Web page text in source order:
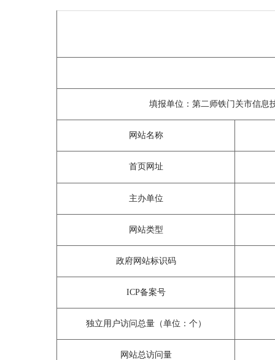
填报单位：第二师铁门关市信息
网站名称
首页网址
主办单位
网站类型
政府网站标识码
ICP备案号
独立用户访问总量（单位：个）
网站总访问量